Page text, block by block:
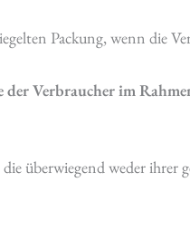
Packung, wenn die
Verbraucher im
überwiegend weder ihrer